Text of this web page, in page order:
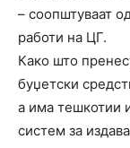
– соопштуваат
работи на ЦГ.
Како што
буџетски
а има тешкотии
систем за